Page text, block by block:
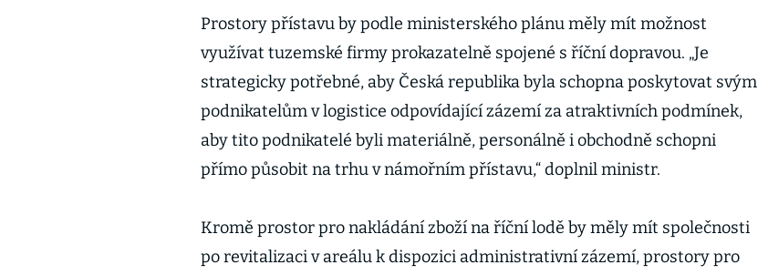
Prostory přístavu by podle ministerského plánu měly mít možnost
využívat tuzemské firmy prokazatelně spojené s říční dopravou. „Je
strategicky potřebné, aby Česká republika byla schopna poskytovat svým
podnikatelům v logistice odpovídající zázemí za atraktivních podmínek,
aby tito podnikatelé byli materiálně, personálně i obchodně schopni
přímo působit na trhu v námořním přístavu,“ doplnil ministr.
Kromě prostor pro nakládání zboží na říční lodě by měly mít společnosti
po revitalizaci v areálu k dispozici administrativní zázemí, prostory pro